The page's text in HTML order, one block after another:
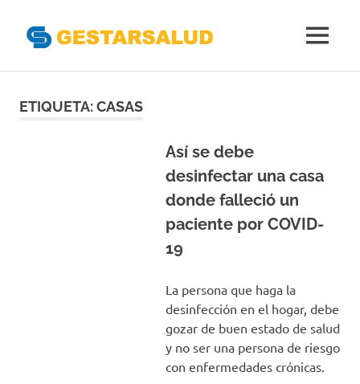
Gestoras
MENÚ
ETIQUETA:CASAS
Así se debe
desinfectar una casa
donde falleció un
paciente por COVID-
19
La persona que haga la
desinfección en el hogar, debe
gozar de buen estado de salud
y no ser una persona de riesgo
con enfermedades crónicas.